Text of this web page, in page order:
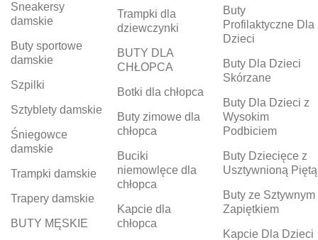
Sneakersy
damskie
Buty sportowe
damskie
Szpilki
Sztyblety damskie
Śniegowce
damskie
Trampki damskie
Trapery damskie
BUTY MĘSKIE
Trampki dla
dziewczynki
BUTY DLA
CHŁOPCA
Botki dla chłopca
Buty zimowe dla
chłopca
Buciki
niemowlęce dla
chłopca
Kapcie dla
chłopca
Buty
Profilaktyczne Dla
Dzieci
Buty Dla Dzieci
Skórzane
Buty Dla Dzieci z
Wysokim
Podbiciem
Buty Dziecięce z
Usztywnioną Piętą
Buty ze Sztywnym
Zapiętkiem
Kapcie Dla Dzieci